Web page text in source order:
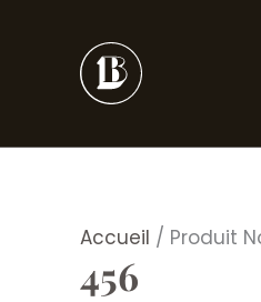
Accueil / Produit
456